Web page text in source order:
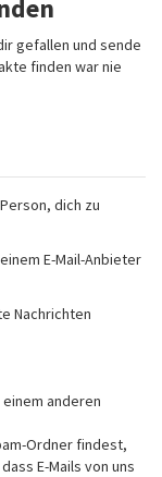
gefallen und sende
finden war nie
dich zu
E-Mail-Anbieter
Nachrichten
anderen
Ordner findest,
E-Mails von uns